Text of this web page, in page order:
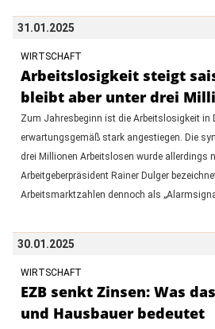
31.01.2025
WIRTSCHAFT
Arbeitslosigkeit steigt
bleibt aber unter drei
Zum Jahresbeginn ist die Arbeitslosigkeit in
erwartungsgemäß stark angestiegen. Die
drei Millionen Arbeitslosen wurde allerdings
Arbeitgeberpräsident Rainer Dulger
Arbeitsmarktzahlen dennoch als
30.01.2025
WIRTSCHAFT
EZB senkt Zinsen: Was
und Hausbauer bedeutet